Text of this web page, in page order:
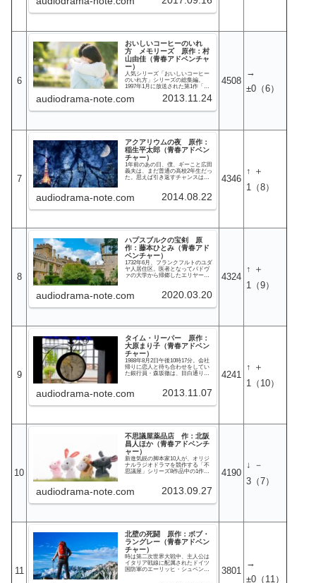
し、これは一行を待ち受ける恐怖
疲れ果てた欧州。欧州中のすべて
の人々が平和を渇望しているはず
度も他国に侵略され国土を失って
ているかのようだ。何かとは？そ
れは領土的な野心を隠そうとしな
い隣国・ナチスドイツなのか。そ
れとも平和のためなら小国の滅亡
にすら目をつぶろうという大国の
無関心なのか。いくつもの価値観
の間で押しつぶされるポーランド
の人々。自身、日本とロシアとい
う二つのアイデンティティの狭間
に立つ慎は、この踏みにじられ、
か。
6
おいしいコーヒーのいれ
方 メモリーズ 原作：村
山由佳（青春アドベンチャ
ー）
人気シリーズ「おいしいコーヒー
のいれ方」シリーズの総集編。
1997年1月に放送された第1作「キ
に放送された第7作「坂の途中」ま
います。実は本作品が放送された
ら第10作「夢のあとさき」までの
audiodrama-note.com 2013.11.24
4508
→
±0 （6）
7
アクアリウムの夜 原作：
稲生平太郎（青春アドベン
チャー）
1年前のあの日、僕、ギーこと広田
義夫は、まだ普通の高校2年生だっ
た。思えば引き返すチャンスは何
花見の後、“カメラ・オブ・スキュ
ラ”なる怪しげな見世物小屋に入ら
なければ…そこに映し出された奇
みの涼子があんな話を始めなけれ
もう取り戻せない…
audiodrama-note.com 2014.08.22
4346
↑ ＋
1
（8）
8
ハプスブルクの宝剣 原
作：藤本ひとみ（青春アド
ベンチャー）
1732年6月、フランクフルトのユダ
ヤ人居住区。医者となってパドヴ
ァの大学から帰郷したエリヤーフ
難の視線だった。非ユダヤ人との
融和を願って翻訳したドイツ語訳
の律法（ユダヤ教の聖典）がラビ
家の娘アーデルハイトと恋に落ち
左目と命を失うことになる。そ
う、ユダヤ人・エリヤーフー・ロ
ートシルトは死んだ。神聖ローマ
帝国の継承者マリア・テレジアが
出会った男は、ユダヤ人の医者で
はなく、エドゥアルト・アンドレ
アス・フォン・オーソヴィルとい
ートリンゲン公フランツの家臣。
audiodrama-note.com 2020.03.20
4324
↑ ＋
1
（9）
9
タイム・リーパー 原作：
大原まり子（青春アドベン
チャー）
1988年8月2日午後10時17分。会社
帰りに恋人と待ち合わせをしてい
た銀行員・森坂徹は、目白通りの
日。しかし、徹を車ではねた責任
から、一週間も看病していてくれ
たらしい中川春名という女性と話
自分が今いるのは8月9日は8月9日
を。そして自分の体の大部分が機
械化されてしまっていることを。
自分がサイボーグになったことに
も、30年もの時間をジャンプでき
る強力な超能力者になってしまっ
たことにも、戸惑いを隠せない徹
だが、戸惑ってもいられない事態
ただすことを目的としている「タ
イムパトロール」と、この時代で
の上、エージェントとして利用し
audiodrama-note.com 2013.11.07
4241
↑ ＋
1
（10）
10
不思議屋薬品店 作：北阪
昌人ほか（青春アドベンチ
ャー）
新進気鋭の脚本家10人が、オリジ
ナルラジオドラマを競作する「不
思議屋」シリーズ8作品中の1作で
店」（2007年）に続き2作品目の紹
介です。
audiodrama-note.com 2013.09.27
4190
↓ －
3 （7）
11
北壁の死闘 原作：ボブ・
ラングレー（青春アドベン
チャー）
時は第二次世界大戦中、主人公は
イタリア戦線に配属されたドイツ
国防軍のエーリッヒ・シュペング
3801
→
±0 （11）